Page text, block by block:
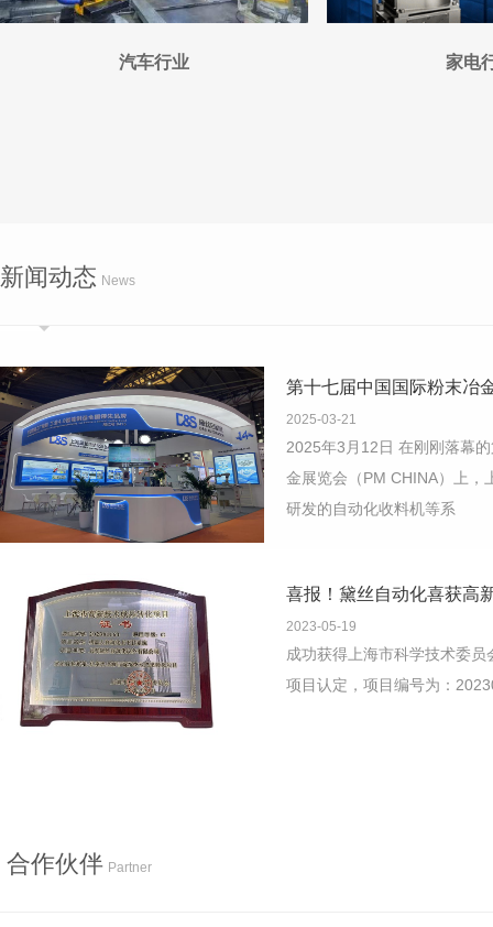
汽车行业 家电
新闻动态 News
第十七届中国国际粉末冶
2025-03-21
2025年3月12日 在刚刚落幕
金展览会（PM CHINA）上，
研发的自动化收料机等系
喜报！黛丝自动化喜获高
2023-05-19
成功获得上海市科学技术委
项目认定，项目编号为：
合作伙伴 Partner